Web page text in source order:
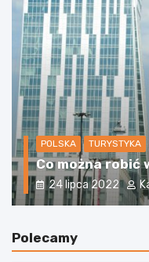
POLSKA
Skit w
31 stycznia 2023
Polecamy